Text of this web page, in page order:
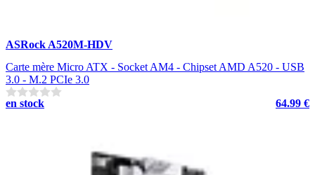
ASRock A520M-HDV
Carte mère Micro ATX - Socket AM4 - Chipset AMD A520 - USB
3.0 - M.2 PCIe 3.0
en stock
64.99 €